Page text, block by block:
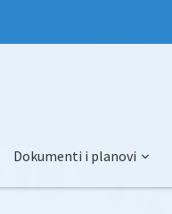
Dokumenti i planovi